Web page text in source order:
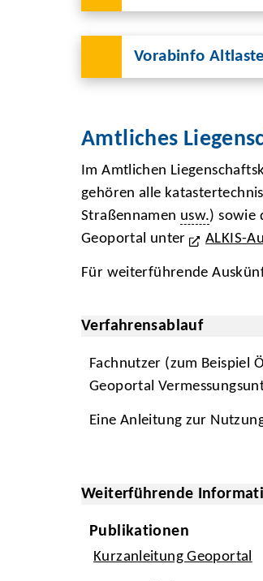
Vorabinfo
Amtliches
Im Amtlichen
gehören alle
Straßennamen usw.) sowie
Geoportal unter
ALKIS-
Für weiterführende
Verfahrensablauf
Fachnutzer (zum Beispiel
Geoportal
Eine Anleitung zur
Weiterführende
Publikationen
Kurzanleitung Geoportal